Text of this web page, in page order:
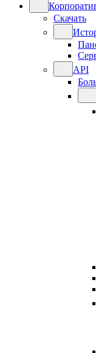
Скачать
API